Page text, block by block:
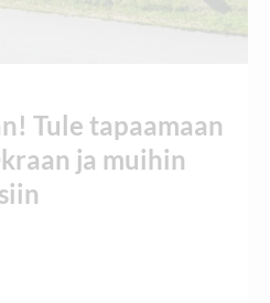
Tule tapaamaan
ja muihin